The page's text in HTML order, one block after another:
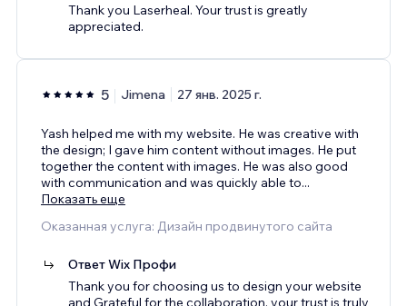
Thank you Laserheal. Your trust is greatly
appreciated.
5 Jimena 27 янв. 2025 г.
Yash helped me with my website. He was creative with
the design; I gave him content without images. He put
together the content with images. He was also good
with communication and was quickly able to...
Показать еще
Оказанная услуга: Дизайн продвинутого сайта
Ответ Wix Профи
Thank you for choosing us to design your website
and Grateful for the collaboration, your trust is truly